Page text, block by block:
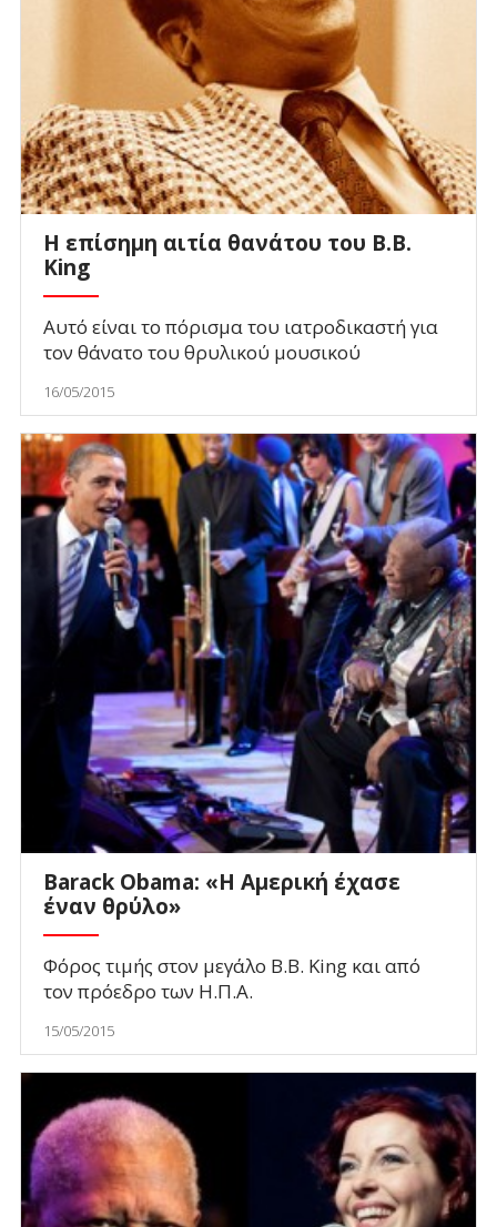
Η επίσημη αιτία θανάτου του B.B.
King
Αυτό είναι το πόρισμα του ιατροδικαστή για
τον θάνατο του θρυλικού μουσικού
16/05/2015
Barack Obama: «Η Αμερική έχασε
έναν θρύλο»
Φόρος τιμής στον μεγάλο B.B. King και από
τον πρόεδρο των Η.Π.Α.
15/05/2015